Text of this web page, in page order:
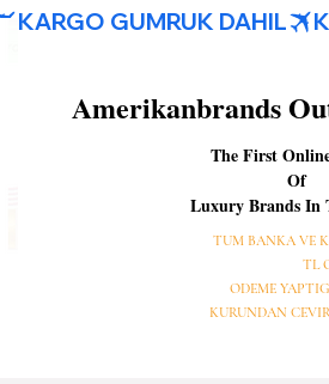
Amerikanbrands
The First
Of
Luxury Brands In
TUM BANKA VE
TL
ODEME
KURUNDAN